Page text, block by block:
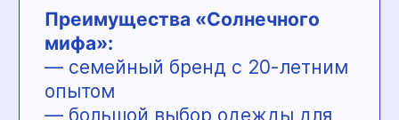
программирования. Формат
подходит даже тем, кто никогда
не занимался кодом или
дизайном, и помогает выбрать
направление развития
по интересам ребёнка.